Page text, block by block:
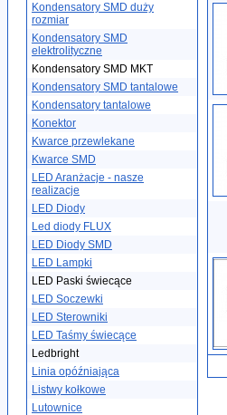
Kondensatory SMD duży
rozmiar
Kondensatory SMD
elektrolityczne
Kondensatory SMD MKT
Kondensatory SMD tantalowe
Kondensatory tantalowe
Konektor
Kwarce przewlekane
Kwarce SMD
LED Aranżacje - nasze
realizacje
LED Diody
Led diody FLUX
LED Diody SMD
LED Lampki
LED Paski świecące
LED Soczewki
LED Sterowniki
LED Taśmy świecące
Ledbright
Linia opóźniająca
Listwy kołkowe
Lutownice